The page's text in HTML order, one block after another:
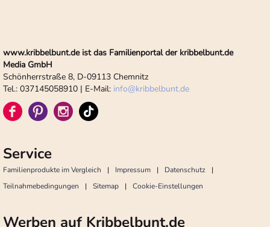
www.kribbelbunt.de ist das Familienportal der kribbelbunt.de
Media GmbH
Schönherrstraße 8, D-09113 Chemnitz
Tel.: 037145058910 | E-Mail: info@kribbelbunt.de
Service
Familienprodukte im Vergleich Impressum
Datenschutz
Teilnahmebedingungen
Sitemap Cookie-Einstellungen
Werben auf Kribbelbunt.de